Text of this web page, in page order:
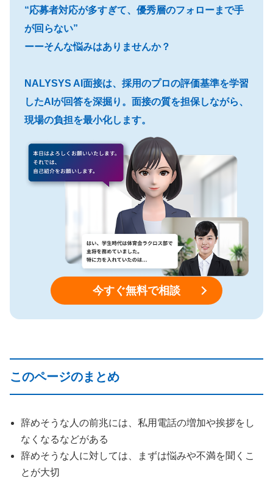
“応募者対応が多すぎて、優秀層のフォローまで手
が回らない”
ーーそんな悩みはありませんか？
NALYSYS AI面接は、採用のプロの評価基準を学習
したAIが回答を深掘り。面接の質を担保しながら、
現場の負担を最小化します。
今すぐ無料で相談
このページのまとめ
辞めそうな人の前兆には、私用電話の増加や挨拶をし
なくなるなどがある
辞めそうな人に対しては、まずは悩みや不満を聞くこ
とが大切